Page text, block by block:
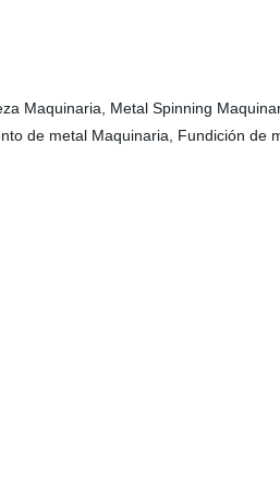
Maquinaria, Metal Spinning
de metal Maquinaria, Fundición de